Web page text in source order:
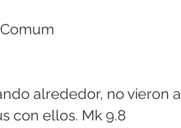
alrededor, no vieron a
con ellos. Mk 9.8